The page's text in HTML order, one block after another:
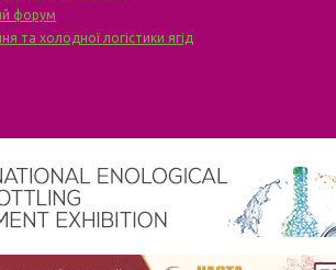
форум
та холодної логістики ягід